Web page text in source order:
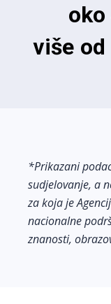
više od
*Prikazani
sudjelovanje, a
za koja je
nacionalne
znanosti,